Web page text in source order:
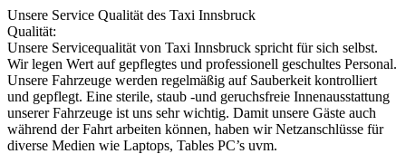
Unsere Service Qualität des Taxi Innsbruck
Qualität:
Unsere Servicequalität von Taxi Innsbruck spricht für sich selbst.
Wir legen Wert auf gepflegtes und professionell geschultes Personal.
Unsere Fahrzeuge werden regelmäßig auf Sauberkeit kontrolliert
und gepflegt. Eine sterile, staub -und geruchsfreie Innenausstattung
unserer Fahrzeuge ist uns sehr wichtig. Damit unsere Gäste auch
während der Fahrt arbeiten können, haben wir Netzanschlüsse für
diverse Medien wie Laptops, Tables PC’s uvm.